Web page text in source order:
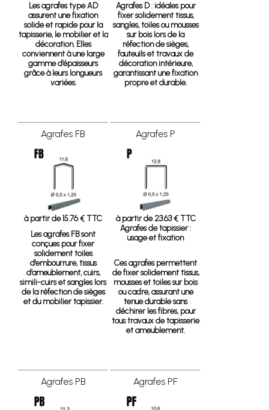
Les agrafes type AD
assurent une fixation
solide et rapide pour la
tapisserie, le mobilier et la
décoration. Elles
conviennent à une large
gamme d’épaisseurs
grâce à leurs longueurs
variées.
Agrafes D: idéales pour
fixer solidement tissus,
sangles, toiles ou mousses
sur bois lors de la
réfection de sièges,
fauteuils et travaux de
décoration intérieure,
garantissant une fixation
propre et durable.
Agrafes FB
à partir de 15.76 € TTC
Les agrafes FB sont
conçues pour fixer
solidement toiles
d'embourrure, tissus
d’ameublement, cuirs,
simili-cuirs et sangles lors
de la réfection de sièges
et du mobilier tapissier.
Agrafes P
à partir de 23.63 € TTC
Agrafes de tapissier :
usage et fixation
Ces agrafes permettent
de fixer solidement tissus,
mousses et toiles sur bois
ou cadre, assurant une
tenue durable sans
déchirer les fibres, pour
tous travaux de tapisserie
et ameublement.
Agrafes PB Agrafes PF